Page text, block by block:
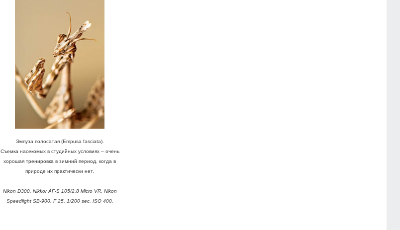
Эмпуза полосатая (Empusa fasciata).
Съемка насекомых в студийных условиях – очень
хорошая тренировка в зимний период, когда в
природе их практически нет.
Nikon D300, Nikkor AF-S 105/2,8 Micro VR, Nikon
Speedlight SB-900. F 25, 1/200 sec, ISO 400.